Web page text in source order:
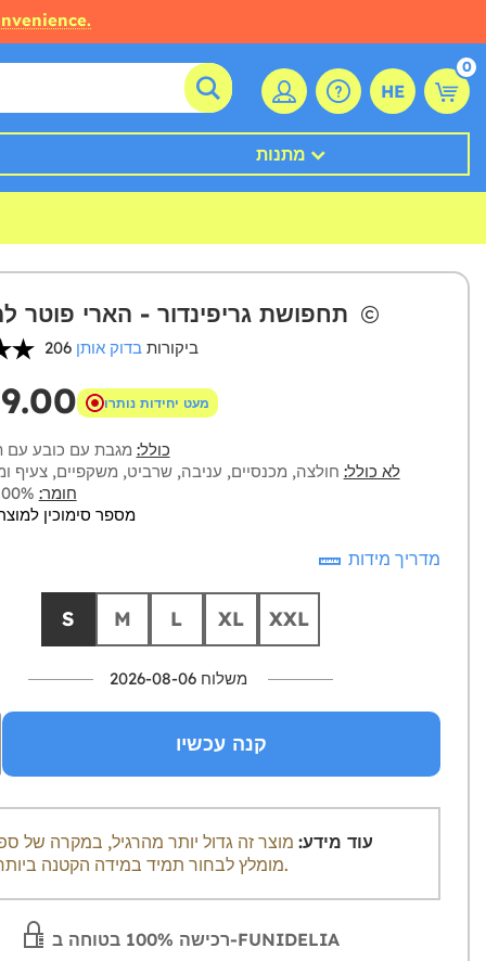
HE
0
מתנות
206 ביקורות בדוק אותן
מעט יחידות נותרו
כולל: מגבת עם כובע עם
לא כולל: חולצה, מכנסיים, עניבה, שרביט, משקפיים, צעיף
חומר:
מספר סימוכין למוצר:
מדריך מידות
S M L XL XXL
משלוח 2026-08-06
קנה עכשיו
עוד מידע: מוצר זה גדול יותר מהרגיל, במקרה של
מומלץ לבחור תמיד במידה הקטנה ביותר מיידית.
רכישה 100% בטוחה ב-FUNIDELIA